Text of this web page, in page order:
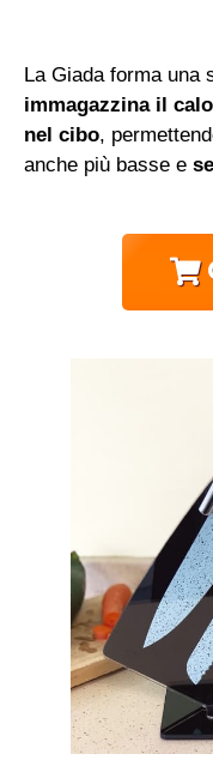
La Giada forma una
immagazzina il
nel cibo,
anche più basse e